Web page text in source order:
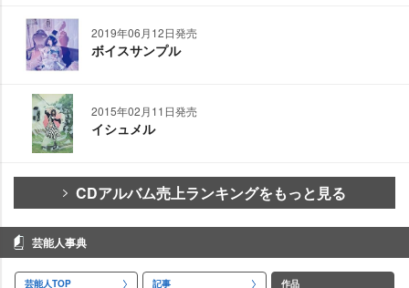
2019年06月12日発売
ボイスサンプル
2015年02月11日発売
イシュメル
CDアルバム売上ランキングをもっと見る
芸能人事典
芸能人TOP 記事 作品